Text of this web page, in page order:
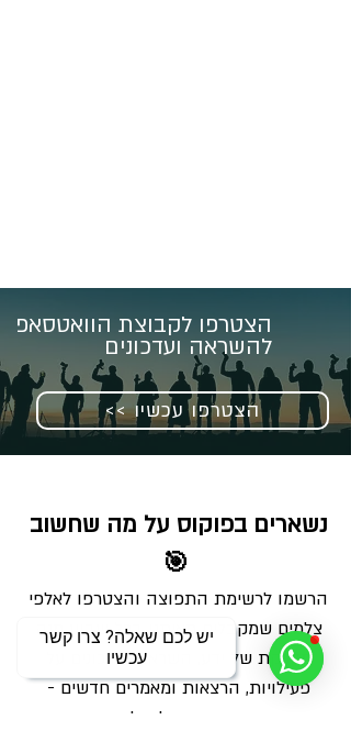
יש לכם שאלה? צרו קשר
עכשיו
הצטרפו לקבוצת הוואטסאפ
להשראה ועדכונים
<< הצטרפו עכשיו
🎯
פעילויות, הרצאות ומאמרים חדשים -
ישירות למייל